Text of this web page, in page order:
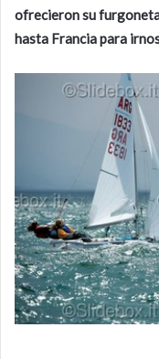
ofrecieron su
hasta Francia para